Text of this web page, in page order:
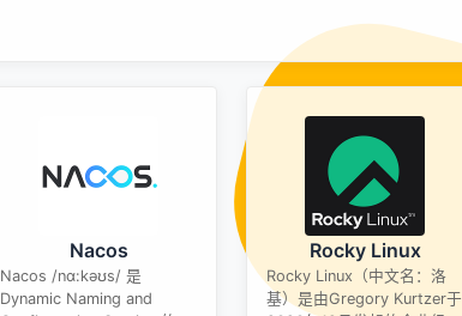
Nacos
Nacos /nɑ:kəʊs/ 是
Dynamic Naming and
Rocky Linux
Rocky Linux（中文名：洛
基）是由Gregory Kurtzer于